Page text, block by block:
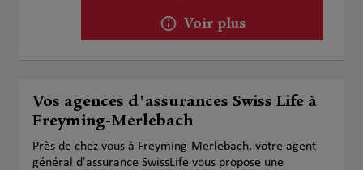
Voir plus
Vos agences d'assurances Swiss Life à
Freyming-Merlebach
Près de chez vous à Freyming-Merlebach, votre agent
général d'assurance SwissLife vous propose une